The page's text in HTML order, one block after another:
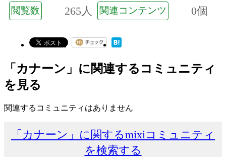
閲覧数 265人 関連コンテンツ 0個
「カナーン」に関連するコミュニティ
を見る
関連するコミュニティはありません
「カナーン」に関するmixiコミュニティ
を検索する